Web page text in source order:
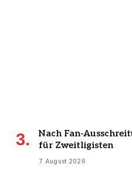
Nach Fan-
für Zweitligisten
7 August 2026